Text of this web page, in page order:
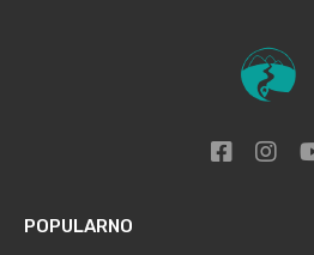
POPULARNO